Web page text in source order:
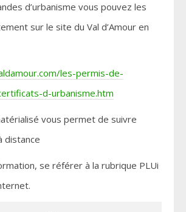
d’urbanisme vous pouvez les
sur le site du Val d’Amour en
les-permis-de-
d-urbanisme.htm
vous permet de suivre
distance
se référer à la rubrique PLUi